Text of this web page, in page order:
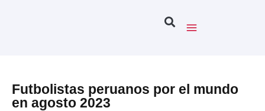
Futbolistas peruanos por el mundo
en agosto 2023